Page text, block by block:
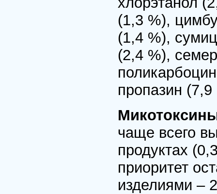
(1,3 %),
(1,4 %),
(2,4 %),
пропазин
чаще всего
продуктах
приоритет
изделиями –